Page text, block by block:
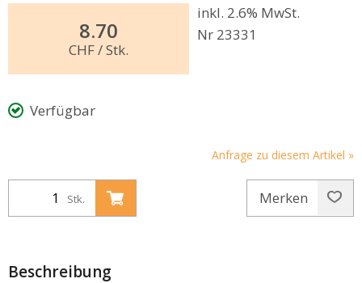
8.70
CHF/ Stk.
inkl. 2.6% MwSt.
Nr 23331
Verfügbar
Anfrage zu diesem Artikel »
Stk. Merken
Beschreibung